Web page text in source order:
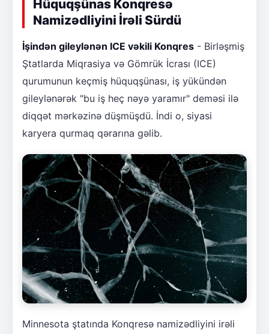
Hüquqşünas Konqresə
Namizədliyini İrəli Sürdü
İşindən gileylənən ICE vəkili Konqres - Birləşmiş
Ştatlarda Miqrasiya və Gömrük İcrası (ICE)
qurumunun keçmiş hüquqşünası, iş yükündən
gileylənərək "bu iş heç nəyə yaramır" deməsi ilə
diqqət mərkəzinə düşmüşdü. İndi o, siyasi
karyera qurmaq qərarına gəlib.
Minnesota ştatında Konqresə namizədliyini irəli